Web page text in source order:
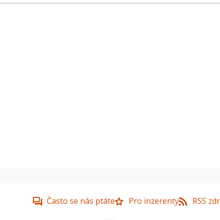
Často se nás ptáte Pro inzerenty RSS